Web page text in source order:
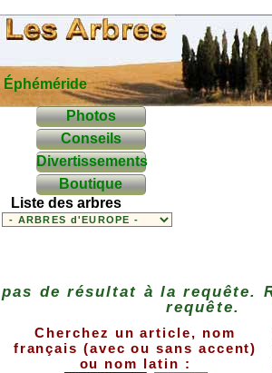
Éphéméride
Photos
Conseils
Divertissements
Boutique
Liste des arbres
pas de résultat à la requête.
requête.
Cherchez un article, nom
français (avec ou sans accent)
ou nom latin :